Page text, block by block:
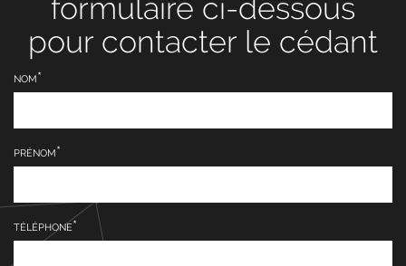
formulaire ci-dessous
pour contacter le cédant
NOM
PRÉNOM
TÉLÉPHONE